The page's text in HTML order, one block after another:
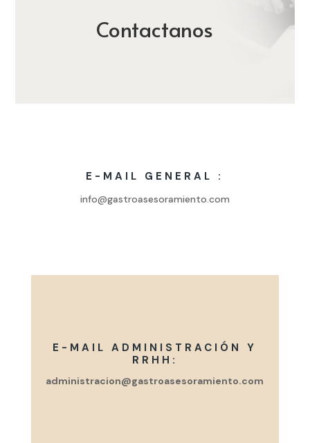
Contactanos
E-MAIL GENERAL :
info@gastroasesoramiento.com
E-MAIL ADMINISTRACIÓN Y
RRHH:
administracion@gastroasesoramiento.com